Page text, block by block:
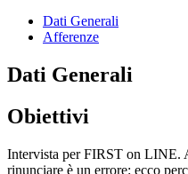
Dati Generali
Afferenze
Dati Generali
Obiettivi
Intervista per FIRST on LINE.
rinunciare è un errore: ecco